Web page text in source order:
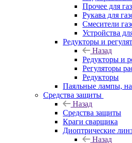
Прочее для
Рукава для
Смесители
Устройства
Редукторы и
Назад
Редукторы и
Регуляторы
Редукторы
Паяльные лампы,
Средства защиты
Назад
Средства защиты
Краги сварщика
Диоптрические
Назад